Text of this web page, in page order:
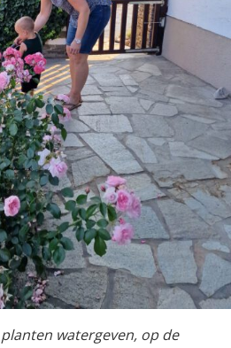
watergeven, op de